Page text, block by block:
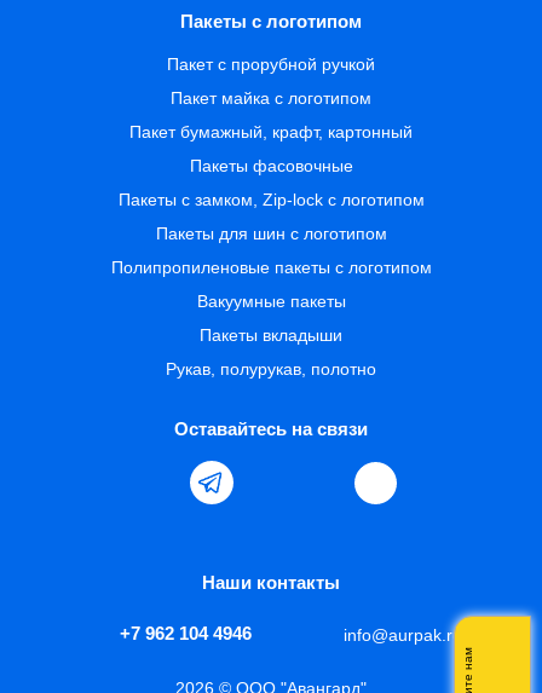
Пакеты с логотипом
Пакет с прорубной ручкой
Пакет майка с логотипом
Пакет бумажный, крафт, картонный
Пакеты фасовочные
Пакеты с замком, Zip-lock с логотипом
Пакеты для шин с логотипом
Полипропиленовые пакеты с логотипом
Вакуумные пакеты
Пакеты вкладыши
Рукав, полурукав, полотно
Оставайтесь на связи
Наши контакты
+7 962 104 4946 info@aurpak.ru
2026 © ООО "Авангард"